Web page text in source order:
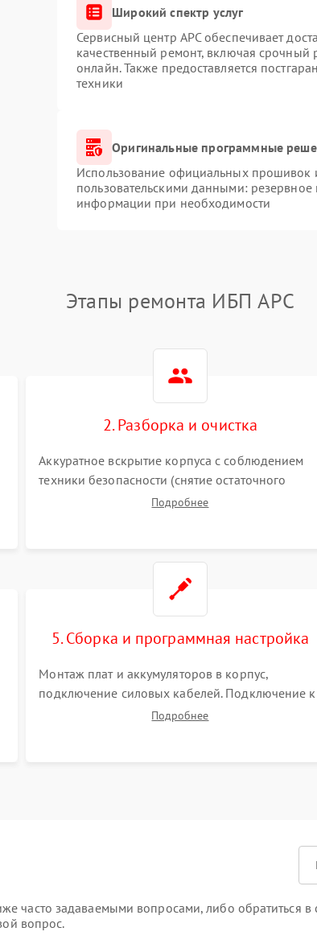
Широкий спектр услуг
Сервисный центр APC обеспечивает
качественный ремонт, включая срочный
онлайн. Также предоставляется
техники
Оригинальные программные
Использование официальных прошивок
пользовательскими данными:
информации при необходимости
Этапы ремонта ИБП APC
2. Разборка и очистка
Аккуратное вскрытие корпуса с соблюдением
техники безопасности (снятие остаточного
заряда). Очистка плат, радиаторов и кулеров от
Подробнее
5. Сборка и программная настройка
Монтаж плат и аккумуляторов в корпус,
подключение силовых кабелей. Подключение к
ПК для программной калибровки констант
Подробнее
часто задаваемыми вопросами, либо обратиться в
вопрос.